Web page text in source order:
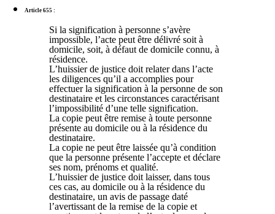
Article 655 :
Si la signification à personne s’avère
impossible, l’acte peut être délivré soit à
domicile, soit, à défaut de domicile connu, à
résidence.
L’huissier de justice doit relater dans l’acte
les diligences qu’il a accomplies pour
effectuer la signification à la personne de son
destinataire et les circonstances caractérisant
l’impossibilité d’une telle signification.
La copie peut être remise à toute personne
présente au domicile ou à la résidence du
destinataire.
La copie ne peut être laissée qu’à condition
que la personne présente l’accepte et déclare
ses nom, prénoms et qualité.
L’huissier de justice doit laisser, dans tous
ces cas, au domicile ou à la résidence du
destinataire, un avis de passage daté
l’avertissant de la remise de la copie et